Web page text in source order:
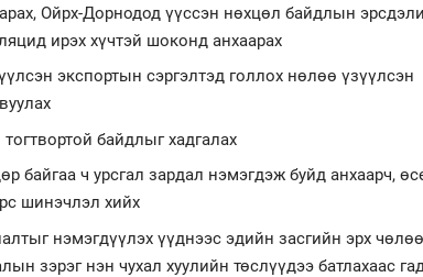
Ойрх-Дорнодод үүссэн нөхцөл байдлын
ирэх хүчтэй шоконд анхаарах
экспортын сэргэлтэд голлох нөлөө үзүүлсэн
байдлыг хадгалах
байгаа ч урсгал зардал нэмэгдэж буйд анхаарч,
шинэчлэл хийх
нэмэгдүүлэх үүднээс эдийн засгийн эрх
зэрэг нэн чухал хуулийн төслүүдээ батлахаас